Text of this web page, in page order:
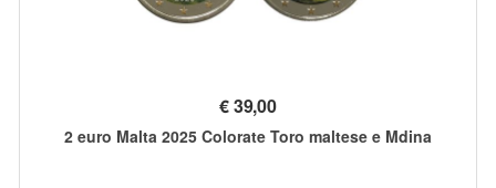
€39,00
2 euro Malta 2025 Colorate Toro maltese e Mdina